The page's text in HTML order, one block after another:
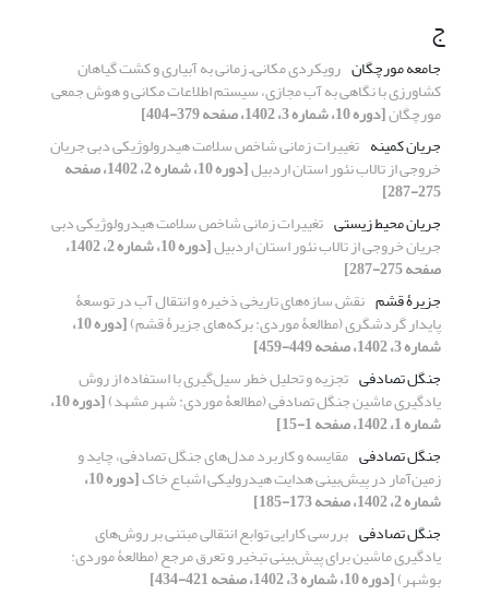
ج
جامعه مورچگان رویکردی مکانی‌ـ زمانی به آبیاری و کشت گیاهان
کشاورزی با نگاهی به آب مجازی، سیستم اطلاعات مکانی و هوش جمعی
مورچگان[دوره 10، شماره 3، 1402، صفحه 379-404]
جریان کمینه تغییرات زمانی شاخص سلامت هیدرولوژیکی دبی جریان
خروجی از تالاب نئور استان اردبیل [دوره 10، شماره 2، 1402، صفحه
275-287]
جریان محیط زیستی تغییرات زمانی شاخص سلامت هیدرولوژیکی دبی
جریان خروجی از تالاب نئور استان اردبیل [دوره 10، شماره 2، 1402،
صفحه 275-287]
جزیرۀ قشم نقش سازه‌های تاریخی ذخیره و انتقال آب در توسعۀ
پایدار گردشگری (مطالعۀ موردی: برکه‌های جزیرۀ قشم) [دوره 10،
شماره 3، 1402، صفحه 449-459]
جنگل تصادفی تجزیه و تحلیل خطر سیل‌گیری با استفاده از روش‌
یادگیری ماشین جنگل تصادفی (مطالعۀ موردی: شهر مشهد) [دوره 10،
شماره 1، 1402، صفحه 1-15]
جنگل تصادفی مقایسه و کاربرد مدل‌های جنگل تصادفی، چاید و
زمین‌آمار در پیش‌بینی هدایت ‏هیدرولیکی اشباع خاک [دوره 10،
شماره 2، 1402، صفحه 173-185]
جنگل تصادفی بررسی کارایی توابع انتقالی مبتنی بر روش‌های
یادگیری ماشین برای پیش‌بینی تبخیر و تعرق مرجع (مطالعۀ موردی:
بوشهر)[دوره 10، شماره 3، 1402، صفحه 421-434]